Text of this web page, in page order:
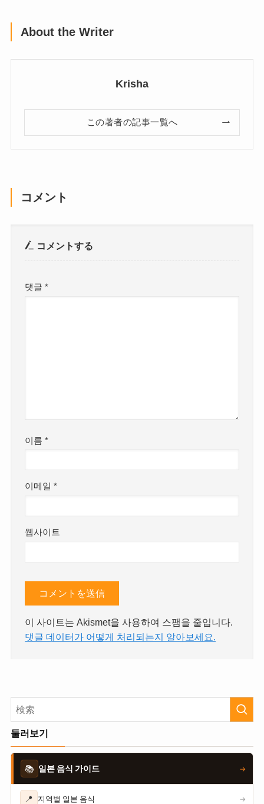
About the Writer
Krisha
この著者の記事一覧へ
コメント
コメントする
댓글*
이름*
이메일*
웹사이트
이 사이트는 Akismet을 사용하여 스팸을 줄입니다.
댓글 데이터가 어떻게 처리되는지 알아보세요.
둘러보기
📚 일본 음식 가이드 →
📍 지역별 일본 음식 →